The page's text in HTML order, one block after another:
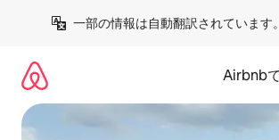
一部の情報は自動翻訳されています。
Airbnb